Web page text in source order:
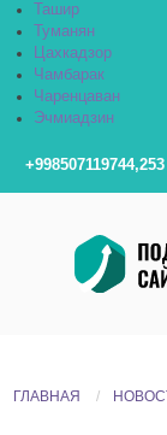
Ташир
Туманян
Цахкадзор
Чамбарак
Чаренцаван
Эчмиадзин
+998507119744,253
ГЛАВНАЯ